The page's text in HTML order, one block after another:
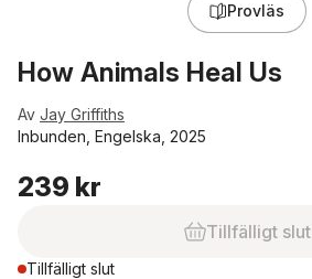
Provläs
How Animals Heal Us
Av Jay Griffiths
Inbunden, Engelska, 2025
239 kr
Tillfälligt slut
Tillfälligt slut